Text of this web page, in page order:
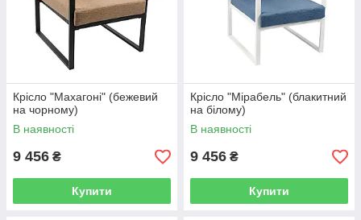
Крісло "Махагоні" (бежевий
на чорному)
В наявності
9 456 ₴
Купити
Крісло "Мірабель" (блакитний
на білому)
В наявності
9 456 ₴
Купити